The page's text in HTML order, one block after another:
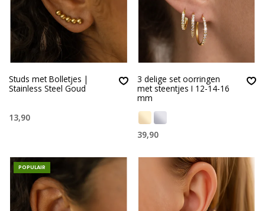
Studs met Bolletjes |
Stainless Steel Goud
13,90
3 delige set oorringen
met steentjes I 12-14-16
mm
39,90
POPULAIR